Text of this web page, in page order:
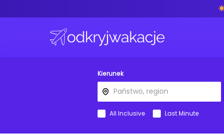
Kierunek
All Inclusive Last Minute